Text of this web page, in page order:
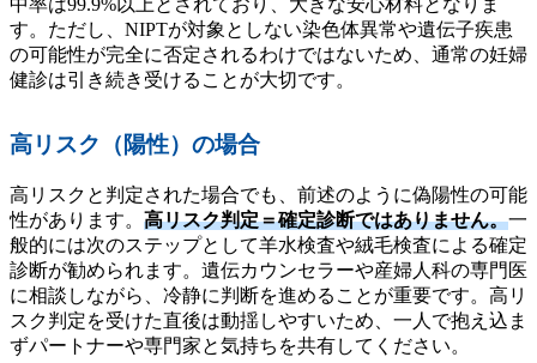
中率は99.9%以上とされており、大きな安心材料となりま
す。ただし、NIPTが対象としない染色体異常や遺伝子疾患
の可能性が完全に否定されるわけではないため、通常の妊婦
健診は引き続き受けることが大切です。
高リスク（陽性）の場合
高リスクと判定された場合でも、前述のように偽陽性の可能
性があります。 高リスク判定＝確定診断ではありません。一
般的には次のステップとして羊水検査や絨毛検査による確定
診断が勧められます。遺伝カウンセラーや産婦人科の専門医
に相談しながら、冷静に判断を進めることが重要です。高リ
スク判定を受けた直後は動揺しやすいため、一人で抱え込ま
ずパートナーや専門家と気持ちを共有してください。